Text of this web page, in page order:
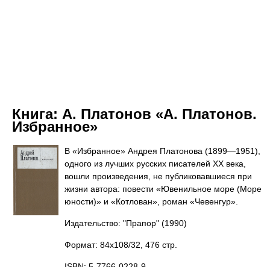
Книга: А. Платонов «А. Платонов.
Избранное»
В «Избранное» Андрея Платонова (1899—1951),
одного из лучших русских писателей XX века,
вошли произведения, не публиковавшиеся при
жизни автора: повести «Ювенильное море (Море
юности)» и «Котлован», роман «Чевенгур».
Издательство: "Прапор" (1990)
Формат: 84x108/32, 476 стр.